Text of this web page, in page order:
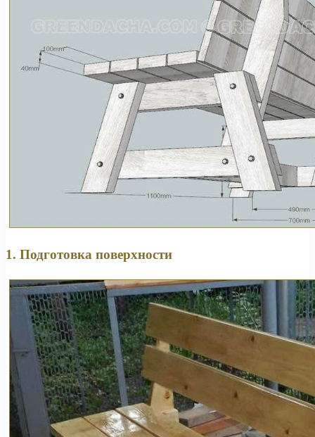
1. Подготовка поверхности